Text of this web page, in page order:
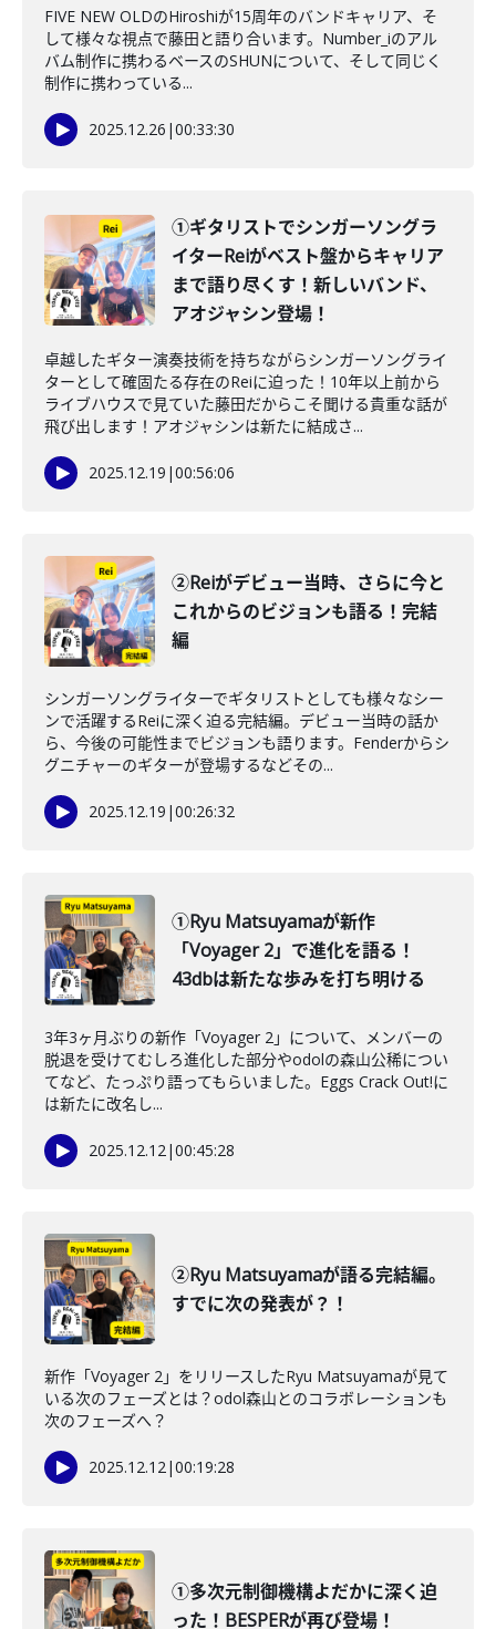
FIVE NEW OLDのHiroshiが15周年のバンドキャリア、そ
して様々な視点で藤田と語り合います。Number_iのアル
バム制作に携わるベースのSHUNについて、そして同じく
制作に携わっている...
2025.12.26 |00:33:30
①ギタリストでシンガーソングラ
イターReiがベスト盤からキャリア
まで語り尽くす！新しいバンド、
アオジャシン登場！
卓越したギター演奏技術を持ちながらシンガーソングライ
ターとして確固たる存在のReiに迫った！10年以上前から
ライブハウスで見ていた藤田だからこそ聞ける貴重な話が
飛び出します！アオジャシンは新たに結成さ...
2025.12.19 |00:56:06
②Reiがデビュー当時、さらに今と
これからのビジョンも語る！完結
編
シンガーソングライターでギタリストとしても様々なシー
ンで活躍するReiに深く迫る完結編。デビュー当時の話か
ら、今後の可能性までビジョンも語ります。Fenderからシ
グニチャーのギターが登場するなどその...
2025.12.19 |00:26:32
①Ryu Matsuyamaが新作
「Voyager 2」で進化を語る！
43dbは新たな歩みを打ち明ける
3年3ヶ月ぶりの新作「Voyager 2」について、メンバーの
脱退を受けてむしろ進化した部分やodolの森山公稀につい
てなど、たっぷり語ってもらいました。Eggs Crack Out!に
は新たに改名し...
2025.12.12|00:45:28
②Ryu Matsuyamaが語る完結編。
すでに次の発表が？！
新作「Voyager 2」をリリースしたRyu Matsuyamaが見て
いる次のフェーズとは？odol森山とのコラボレーションも
次のフェーズへ？
2025.12.12|00:19:28
①多次元制御機構よだかに深く迫
った！BESPERが再び登場！